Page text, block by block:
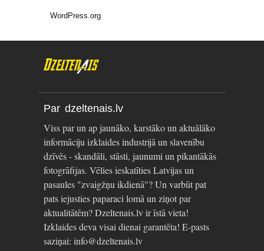
WordPress.org
Par dzeltenais.lv
Viss par un ap jaunāko, karstāko un aktuālāko
informāciju izklaides industrijā un slavenību
dzīvēs - skandāli, stāsti, jaunumi un pikantākās
fotogrāfijas. Vēlies ieskatīties Latvijas un
pasaules "zvaigžņu ikdienā"? Un varbūt pat
pats iejusties paparaci lomā un ziņot par
aktualitātēm? Dzeltenais.lv ir īstā vieta!
Izklaides deva visai dienai garantēta! E-pasts
saziņai: info@dzeltenais.lv